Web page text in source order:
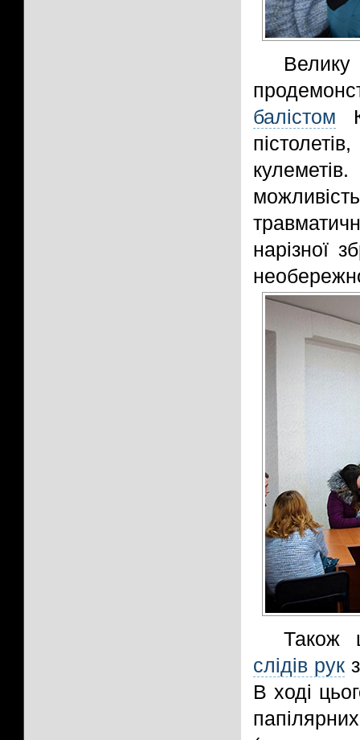
балістом
нарізної
Також
слідів рук
В ході